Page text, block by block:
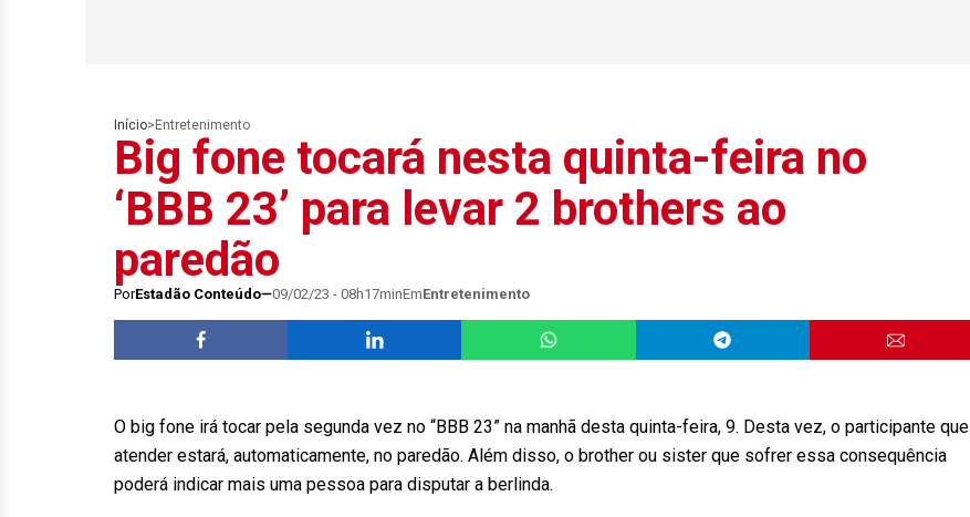
Início> Entretenimento
Big fone tocará nesta quinta-feira no
‘BBB 23’ para levar 2 brothers ao
paredão
PorEstadão Conteúdo 09/02/23 - 08h17minEmEntretenimento
O big fone irá tocar pela segunda vez no “BBB 23” na manhã desta quinta-feira, 9. Desta vez, o participante que
atender estará, automaticamente, no paredão. Além disso, o brother ou sister que sofrer essa consequência
poderá indicar mais uma pessoa para disputar a berlinda.